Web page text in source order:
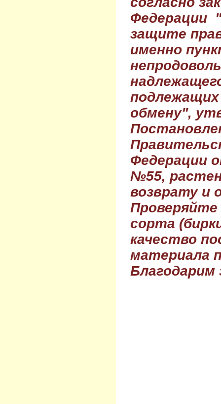
Федерации
защите
именно
обмену",
Федерации
№55,
возврату и
Проверяйте
сорта
качество
материала
Благодарим